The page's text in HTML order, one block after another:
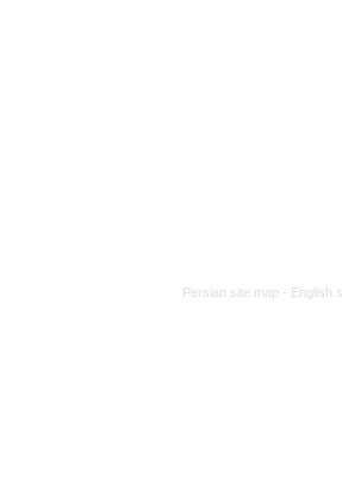
Persian site map - English